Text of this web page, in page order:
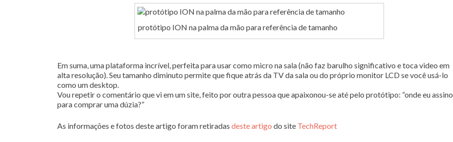
protótipo ION na palma da mão para referência de tamanho
Em suma, uma plataforma incrível, perfeita para usar como micro na sala (não faz barulho significativo e toca video em
alta resolução). Seu tamanho diminuto permite que fique atrás da TV da sala ou do próprio monitor LCD se você usá-lo
como um desktop.
Vou repetir o comentário que vi em um site, feito por outra pessoa que apaixonou-se até pelo protótipo: “onde eu assino
para comprar uma dúzia?”
As informações e fotos deste artigo foram retiradas deste artigo do site TechReport